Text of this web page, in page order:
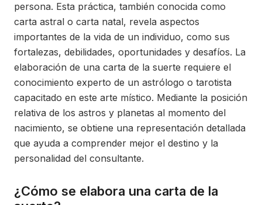
persona. Esta práctica, también conocida como
carta astral o carta natal, revela aspectos
importantes de la vida de un individuo, como sus
fortalezas, debilidades, oportunidades y desafíos. La
elaboración de una carta de la suerte requiere el
conocimiento experto de un astrólogo o tarotista
capacitado en este arte místico. Mediante la posición
relativa de los astros y planetas al momento del
nacimiento, se obtiene una representación detallada
que ayuda a comprender mejor el destino y la
personalidad del consultante.
¿Cómo se elabora una carta de la